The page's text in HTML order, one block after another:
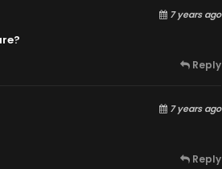
7 years ago
Reply
7 years ago
Reply